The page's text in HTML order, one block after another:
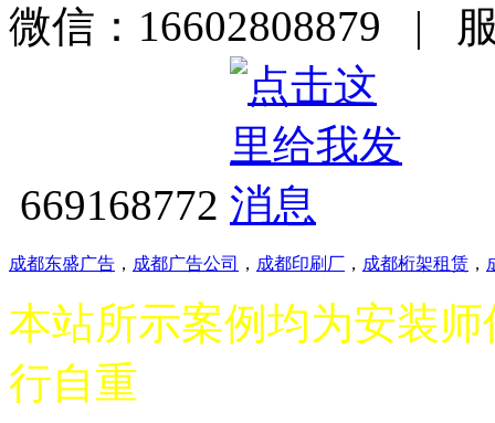
微信：16602808879 |
669168772
成都东盛广告 ， 成都广告公司 ， 成都印刷厂 ， 成都桁架租赁 ，
本站所示案例均为安装
行自重